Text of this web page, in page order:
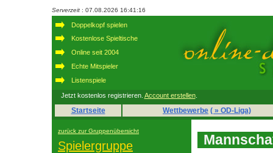
Serverzeit : 07.08.2026 16:41:16
Doppelkopf spielen
Kostenlose Spieltische
Online seit 2004
Echte Mitspieler
Listenspiele
Jetzt kostenlos registrieren. Account erstellen.
Startseite Wettbewerbe ( » OD-Liga)
zurück zur Gruppenübersicht
Spielergruppe